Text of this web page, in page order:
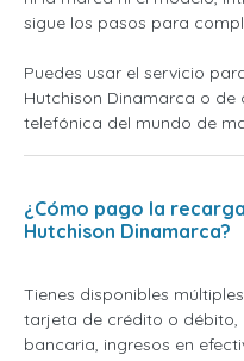
sigue los pasos para
Puedes usar el servicio
Hutchison Dinamarca o
telefónica del mundo de
¿Cómo pago la
Hutchison Dinamarca?
Tienes disponibles múltiples
tarjeta de crédito o débito,
bancaria, ingresos en